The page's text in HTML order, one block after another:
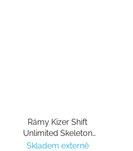
Rámy Kizer Shift
Unlimited Skeleton
White
Skladem externě